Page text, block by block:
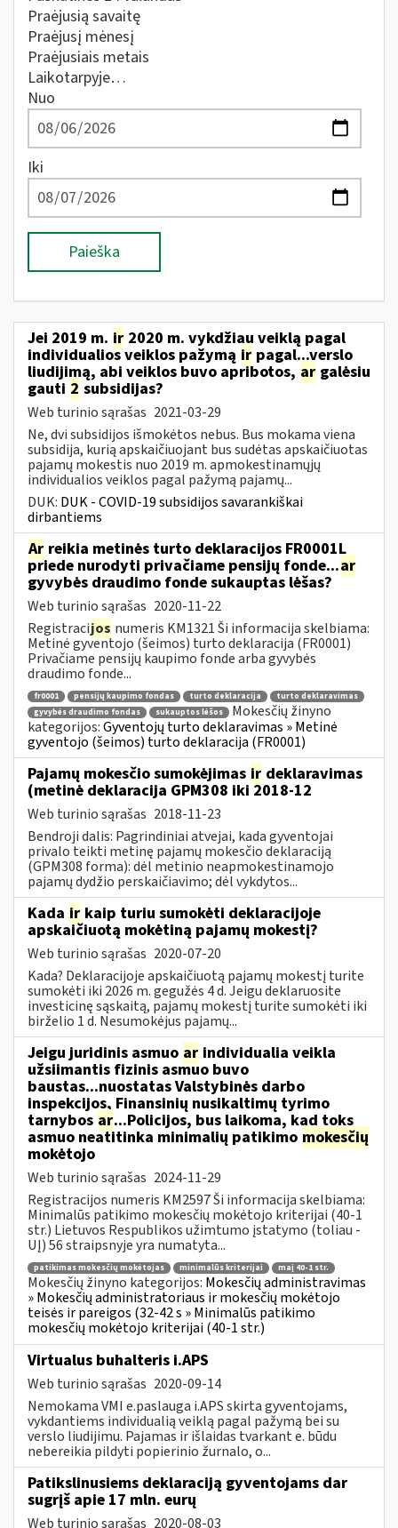
Praėjusią savaitę
Praėjusį mėnesį
Praėjusiais metais
Laikotarpyje…
Nuo
Iki
Paieška
Jei 2019 m. ir 2020 m. vykdžiau veiklą pagal
individualios veiklos pažymą ir pagal...verslo
liudijimą, abi veiklos buvo apribotos, ar galėsiu
gauti 2 subsidijas?
Web turinio sąrašas 2021-03-29
Ne, dvi subsidijos išmokėtos nebus. Bus mokama viena
subsidija, kurią apskaičiuojant bus sudėtas apskaičiuotas
pajamų mokestis nuo 2019 m. apmokestinamųjų
individualios veiklos pagal pažymą pajamų...
DUK: DUK - COVID-19 subsidijos savarankiškai
dirbantiems
Ar reikia metinės turto deklaracijos FR0001L
priede nurodyti privačiame pensijų fonde...ar
gyvybės draudimo fonde sukauptas lėšas?
Web turinio sąrašas 2020-11-22
Registracijos numeris KM1321 Ši informacija skelbiama:
Metinė gyventojo (šeimos) turto deklaracija (FR0001)
Privačiame pensijų kaupimo fonde arba gyvybės
draudimo fonde...
fr0001 pensijų kaupimo fondas turto deklaracija
turto deklaravimas
gyvybės draudimo fondas
sukauptos lėšos
Mokesčių žinyno
kategorijos:Gyventojų turto deklaravimas » Metinė
gyventojo (šeimos) turto deklaracija (FR0001)
Pajamų mokesčio sumokėjimas ir deklaravimas
(metinė deklaracija GPM308 iki 2018-12
Web turinio sąrašas 2018-11-23
Bendroji dalis: Pagrindiniai atvejai, kada gyventojai
privalo teikti metinę pajamų mokesčio deklaraciją
(GPM308 forma): dėl metinio neapmokestinamojo
pajamų dydžio perskaičiavimo; dėl vykdytos...
Kada ir kaip turiu sumokėti deklaracijoje
apskaičiuotą mokėtiną pajamų mokestį?
Web turinio sąrašas 2020-07-20
Kada? Deklaracijoje apskaičiuotą pajamų mokestį turite
sumokėti iki 2026 m. gegužės 4 d. Jeigu deklaruosite
investicinę sąskaitą, pajamų mokestį turite sumokėti iki
birželio 1 d. Nesumokėjus pajamų...
Jeigu juridinis asmuo ar individualia veikla
užsiimantis fizinis asmuo buvo
baustas...nuostatas Valstybinės darbo
inspekcijos, Finansinių nusikaltimų tyrimo
tarnybos ar...Policijos, bus laikoma, kad toks
asmuo neatitinka minimalių patikimo mokesčių
mokėtojo
Web turinio sąrašas 2024-11-29
Registracijos numeris KM2597 Ši informacija skelbiama:
Minimalūs patikimo mokesčių mokėtojo kriterijai (40-1
str.) Lietuvos Respublikos užimtumo įstatymo (toliau -
UĮ) 56 straipsnyje yra numatyta...
patikimas mokesčių mokėtojas minimalūs kriterijai maį 40-1 str.
Mokesčių žinyno kategorijos: Mokesčių administravimas
» Mokesčių administratoriaus ir mokesčių mokėtojo
teisės ir pareigos (32-42 s » Minimalūs patikimo
mokesčių mokėtojo kriterijai (40-1 str.)
Virtualus buhalteris i.APS
Web turinio sąrašas 2020-09-14
Nemokama VMI e.paslauga i.APS skirta gyventojams,
vykdantiems individualią veiklą pagal pažymą bei su
verslo liudijimu. Pajamas ir išlaidas tvarkant e. būdu
nebereikia pildyti popierinio žurnalo, o...
Patikslinusiems deklaraciją gyventojams dar
sugrįš apie 17 mln. eurų
Web turinio sąrašas 2020-08-03